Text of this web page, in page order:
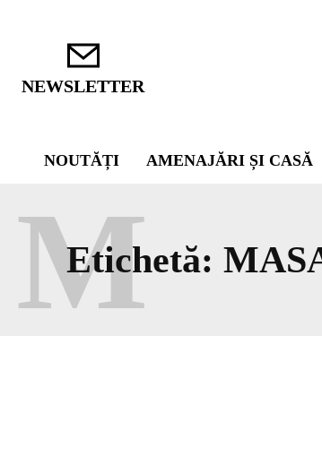
NEWSLETTER
NOUTĂȚI AMENAJĂRI ȘI CASĂ
Etichetă:
M